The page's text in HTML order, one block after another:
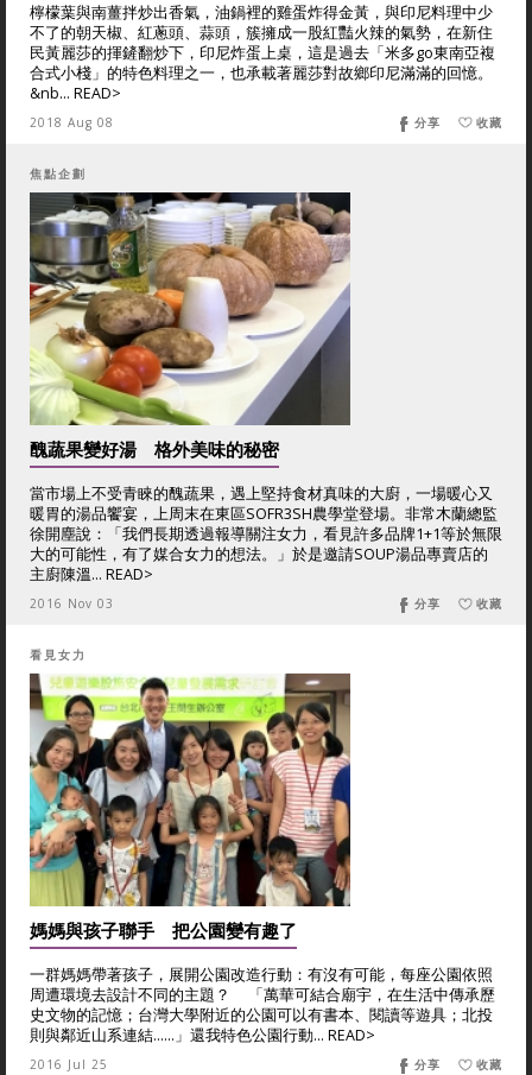
檸檬葉與南薑拌炒出香氣，油鍋裡的雞蛋炸得金黃，與印尼料理中少
不了的朝天椒、紅蔥頭、蒜頭，簇擁成一股紅豔火辣的氣勢，在新住
民黃麗莎的揮鏟翻炒下，印尼炸蛋上桌，這是過去「米多go東南亞複
合式小棧」的特色料理之一，也承載著麗莎對故鄉印尼滿滿的回憶。
&nb... READ>
2018 Aug 08 收藏
分享
焦點企劃
醜蔬果變好湯 格外美味的秘密
當市場上不受青睞的醜蔬果，遇上堅持食材真味的大廚，一場暖心又
暖胃的湯品饗宴，上周末在東區SOFR3SH農學堂登場。非常木蘭總監
徐開塵說：「我們長期透過報導關注女力，看見許多品牌1+1等於無限
大的可能性，有了媒合女力的想法。」於是邀請SOUP湯品專賣店的
主廚陳溫... READ>
2016 Nov 03 收藏
分享
看見女力
媽媽與孩子聯手 把公園變有趣了
一群媽媽帶著孩子，展開公園改造行動：有沒有可能，每座公園依照
周遭環境去設計不同的主題？ 「萬華可結合廟宇，在生活中傳承歷
史文物的記憶；台灣大學附近的公園可以有書本、閱讀等遊具；北投
則與鄰近山系連結......」還我特色公園行動... READ>
2016 Jul 25 收藏
分享